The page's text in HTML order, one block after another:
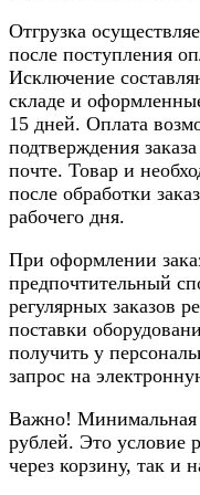
Отгрузка
после поступления
Исключение
складе и
15 дней. Оплата
подтверждения
почте. Товар и
после обработки
рабочего дня.
При оформлении
предпочтительный
регулярных заказов
поставки
получить у
запрос на
Важно! Минимальная
рублей. Это условие
через корзину, так и